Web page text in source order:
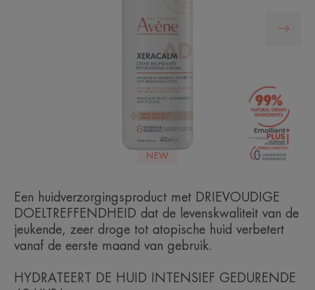
NEW
Een huidverzorgingsproduct met DRIEVOUDIGE
DOELTREFFENDHEID dat de levenskwaliteit van de
jeukende, zeer droge tot atopische huid verbetert
vanaf de eerste maand van gebruik.
HYDRATEERT DE HUID INTENSIEF GEDURENDE